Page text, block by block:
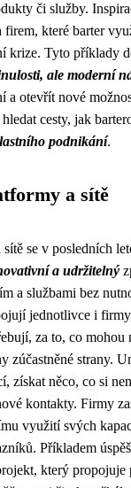
či služby.
firem, které barter
krize. Tyto příklady
ale moderní
a otevřít nové
cesty, jak
podnikání.
a sítě
se v posledních
a udržitelný
a službami bez
jednotlivce i
za to, co mohou
zúčastněné strany.
získat něco, co si
kontakty. Firmy
využití svých
Příkladem
který propojuje